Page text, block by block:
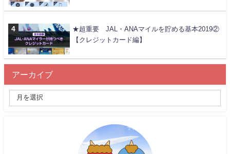
★超重要 JAL・ANAマイルを貯める基本2019②
【クレジットカード編】
アーカイブ